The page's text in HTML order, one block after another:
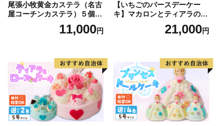
京都府基金」を設置、いただいたご寄附を全て文化財保
護のために使用しています。
このような取組みができるのも、京都の文化を愛する
これまでご協力をいただいた全ての皆様に感謝申し上げ
るとともに、京都の文化財保護のため、なお一層のご理
解ご協力をお願いいたします。
www.pref.kyoto.jp/furusatokifu/
京都府文化生活部文化政策室
尾張小牧黄金カステラ（名古
屋コーチンカステラ）５個入
名古屋コーチン カステラ ザ
ラメ 常温 愛知県 小牧市 アン
11,000円
【いちごのバースデーケー
キ】マカロンとティアラのケ
ーキ スイーツ 日時指定可 デ
ザート 洋菓子 お取り寄せ 愛
デコレーションケーキ ホー
ルケーキ
21,000円